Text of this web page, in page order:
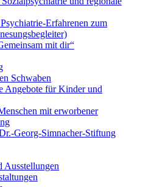
Erfahrenen zum
mit dir“
Schwaben
Angebote für Kinder und
mit erworbener
Georg-Simnacher-Stiftung
Ausstellungen